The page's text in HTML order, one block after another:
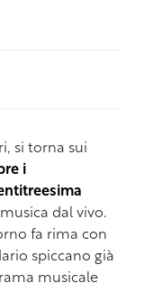
si torna sui
i
dal vivo.
fa rima con
spiccano già
musicale